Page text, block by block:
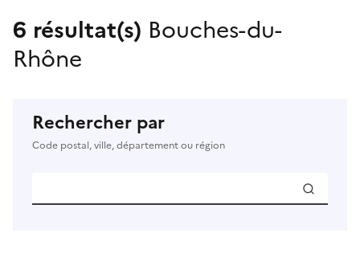
6 résultat(s) Bouches-du-
Rhône
Rechercher par
Code postal, ville, département ou région